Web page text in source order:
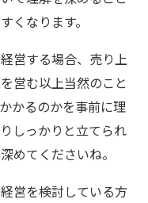
くなります。
営する場合、売り上
営む以上当然のこと
かるのかを事前に理
しっかりと立てられ
めてくださいね。
営を検討している方